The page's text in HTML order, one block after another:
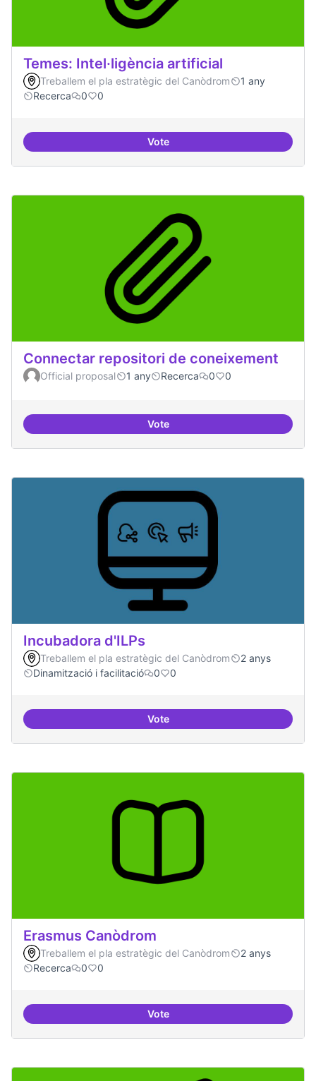
Temes: Intel·ligència artificial
Treballem el pla estratègic del Canòdrom
1 any
Recerca
0 0
VoteTemes: Intel·ligència artificial
Connectar repositori de coneixement
Official proposal 1 any Recerca 0 0
VoteConnectar repositori de
Incubadora d'ILPs
Treballem el pla estratègic del Canòdrom
2 anys
Dinamització i facilitació
0 0
VoteIncubadora d'ILPs
Erasmus Canòdrom
Treballem el pla estratègic del Canòdrom
2 anys
Recerca
0 0
VoteErasmus Canòdrom